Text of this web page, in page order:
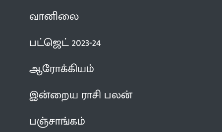
வானிலை
பட்ஜெட் 2023-24
ஆரோக்கியம்
இன்றைய ராசி பலன்
பஞ்சாங்கம்